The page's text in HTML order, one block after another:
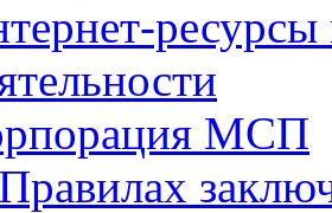
МСП